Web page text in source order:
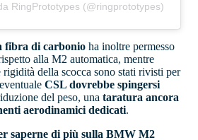
RingPrototypes (@ringprototypes)
fibra di carbonio ha inoltre permesso
alla M2 automatica, mentre
rigidità della scocca sono stati rivisti per
CSL dovrebbe spingersi
del peso, una taratura ancora
aerodinamici dedicati.
saperne di più sulla BMW M2